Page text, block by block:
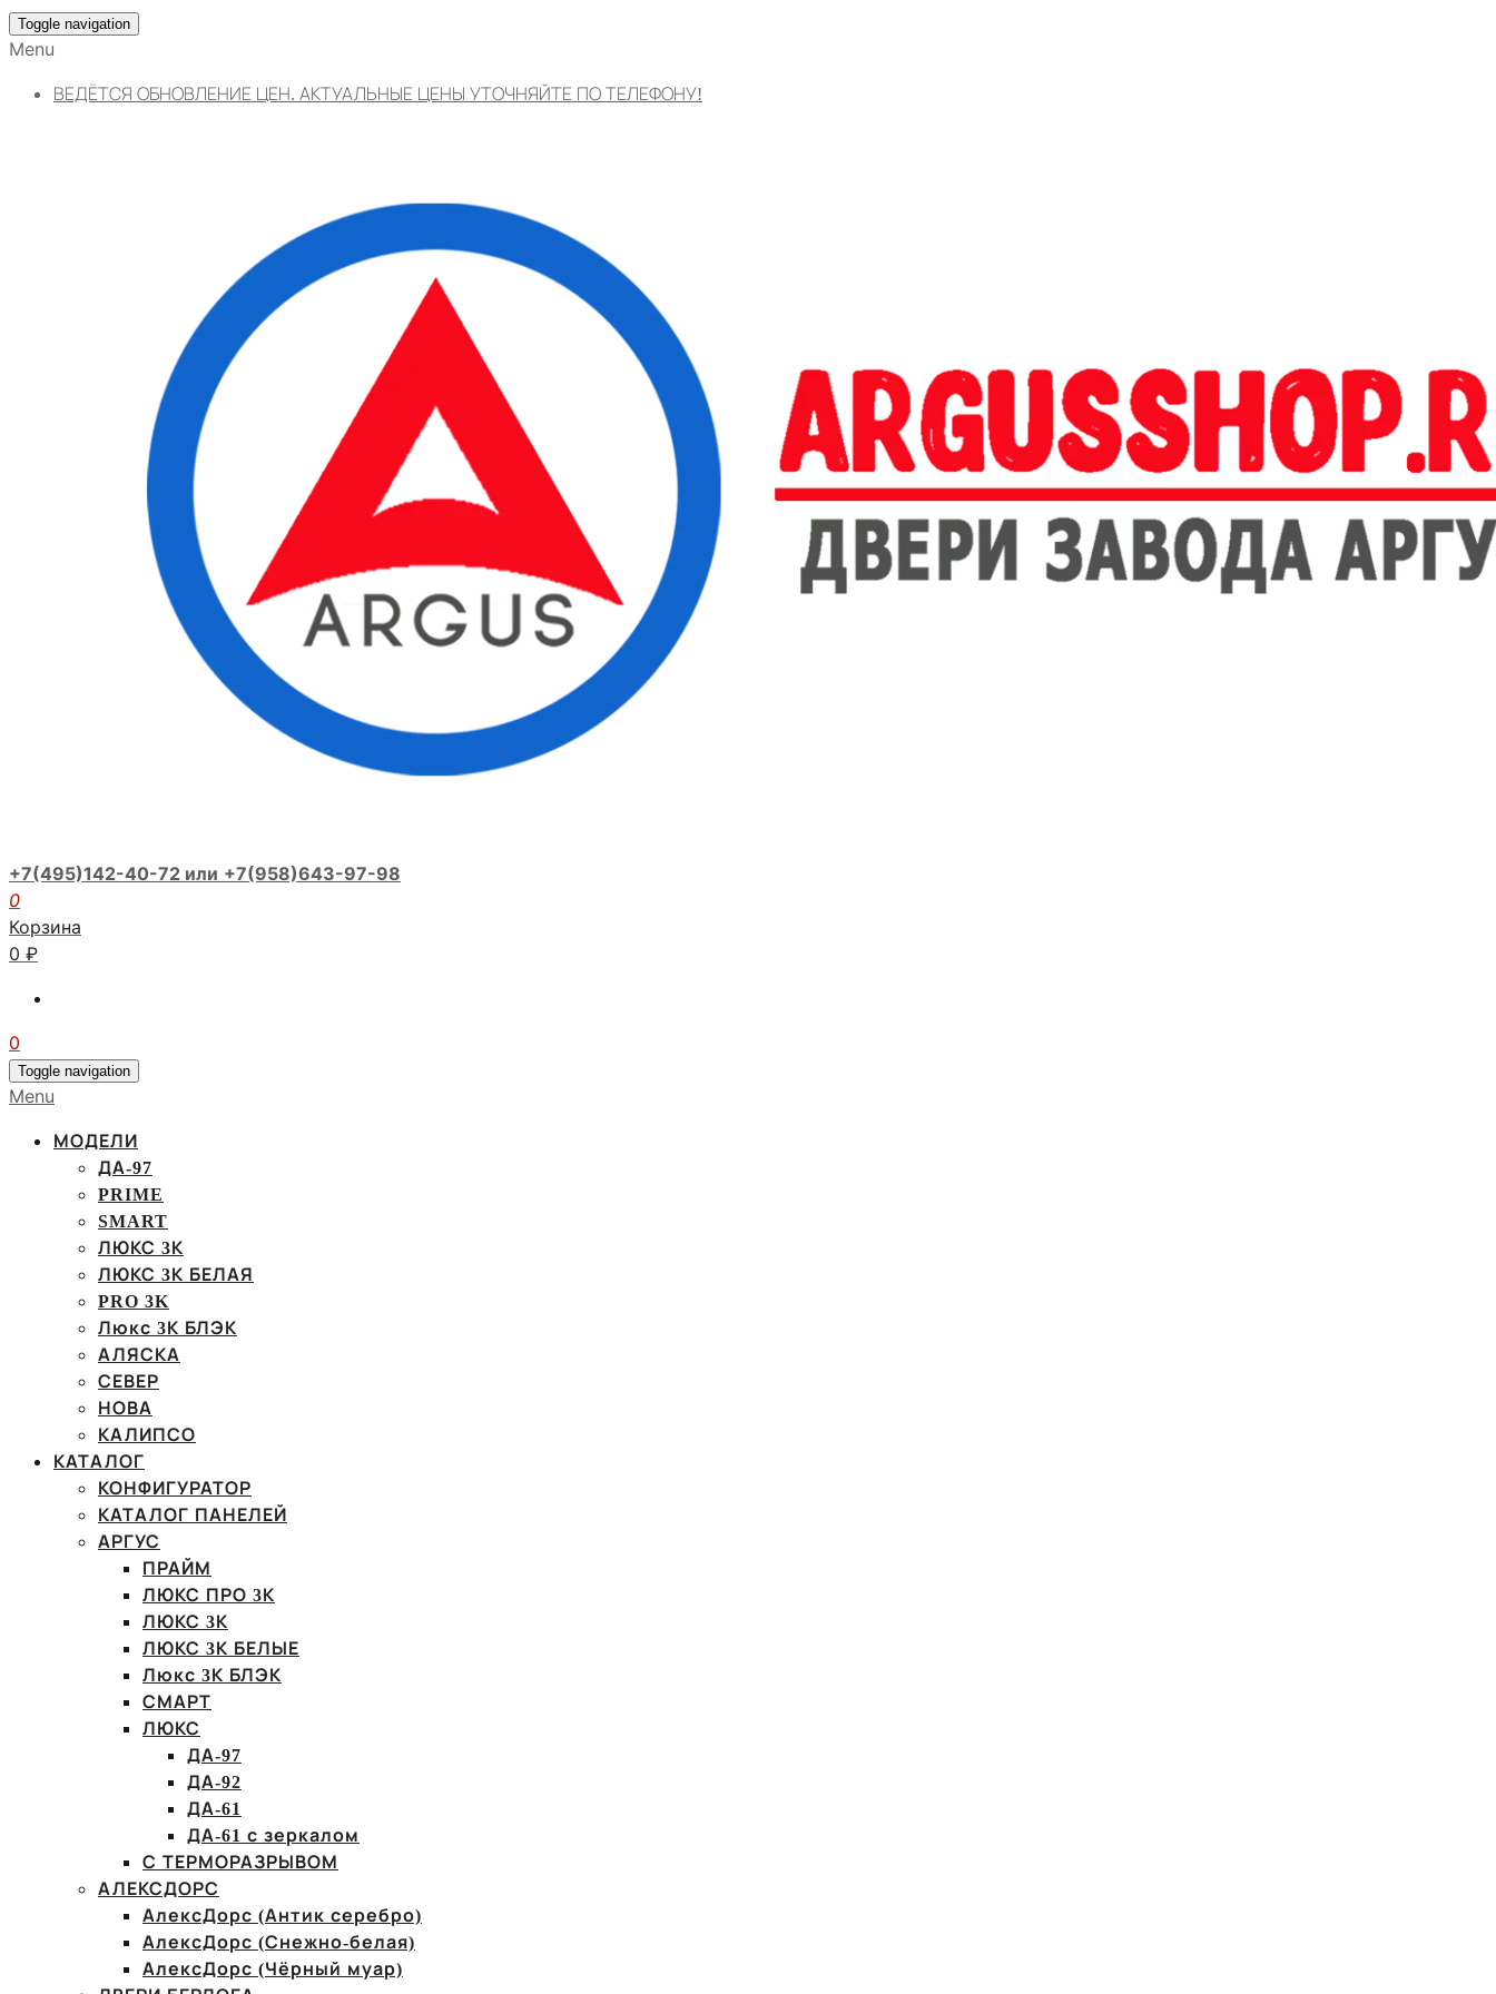
Toggle navigation
Menu
ВЕДЁТСЯ ОБНОВЛЕНИЕ ЦЕН. АКТУАЛЬНЫЕ ЦЕНЫ УТОЧНЯЙТЕ ПО ТЕЛЕФОНУ!
+7(495)142-40-72 или +7(958)643-97-98
0
Корзина
0 ₽
0
Toggle navigation
Menu
МОДЕЛИ
ДА-97
PRIME
SMART
ЛЮКС 3К
ЛЮКС 3К БЕЛАЯ
PRO 3K
Люкс 3К БЛЭК
АЛЯСКА
СЕВЕР
НОВА
КАЛИПСО
КАТАЛОГ
КОНФИГУРАТОР
КАТАЛОГ ПАНЕЛЕЙ
АРГУС
ПРАЙМ
ЛЮКС ПРО 3К
ЛЮКС 3К
ЛЮКС 3К БЕЛЫЕ
Люкс 3К БЛЭК
СМАРТ
ЛЮКС
ДА-97
ДА-92
ДА-61
ДА-61 с зеркалом
С ТЕРМОРАЗРЫВОМ
АЛЕКСДОРС
АлексДорс (Антик серебро)
АлексДорс (Снежно-белая)
АлексДорс (Чёрный муар)